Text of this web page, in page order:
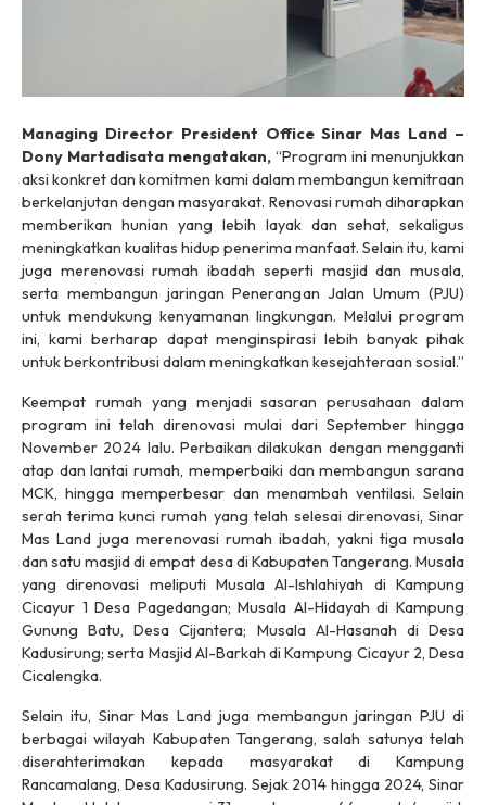
Managing Director President Office Sinar Mas Land –
Dony Martadisata mengatakan, “Program ini menunjukkan
aksi konkret dan komitmen kami dalam membangun kemitraan
berkelanjutan dengan masyarakat. Renovasi rumah diharapkan
memberikan hunian yang lebih layak dan sehat, sekaligus
meningkatkan kualitas hidup penerima manfaat. Selain itu, kami
juga merenovasi rumah ibadah seperti masjid dan musala,
serta membangun jaringan Penerangan Jalan Umum (PJU)
untuk mendukung kenyamanan lingkungan. Melalui program
ini, kami berharap dapat menginspirasi lebih banyak pihak
untuk berkontribusi dalam meningkatkan kesejahteraan sosial.”
Keempat rumah yang menjadi sasaran perusahaan dalam
program ini telah direnovasi mulai dari September hingga
November 2024 lalu. Perbaikan dilakukan dengan mengganti
atap dan lantai rumah, memperbaiki dan membangun sarana
MCK, hingga memperbesar dan menambah ventilasi. Selain
serah terima kunci rumah yang telah selesai direnovasi, Sinar
Mas Land juga merenovasi rumah ibadah, yakni tiga musala
dan satu masjid di empat desa di Kabupaten Tangerang. Musala
yang direnovasi meliputi Musala Al-Ishlahiyah di Kampung
Cicayur 1 Desa Pagedangan; Musala Al-Hidayah di Kampung
Gunung Batu, Desa Cijantera; Musala Al-Hasanah di Desa
Kadusirung; serta Masjid Al-Barkah di Kampung Cicayur 2, Desa
Cicalengka.
Selain itu, Sinar Mas Land juga membangun jaringan PJU di
berbagai wilayah Kabupaten Tangerang, salah satunya telah
diserahterimakan kepada masyarakat di Kampung
Rancamalang, Desa Kadusirung. Sejak 2014 hingga 2024, Sinar